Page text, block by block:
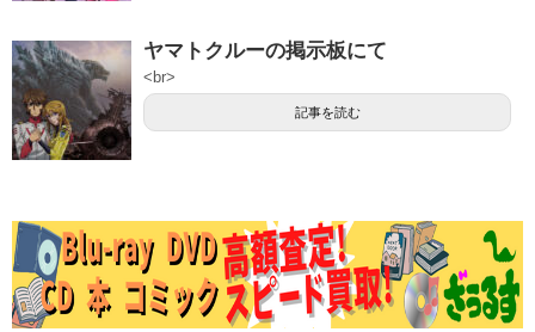
ヤマトクルーの掲示板にて
<br>
記事を読む